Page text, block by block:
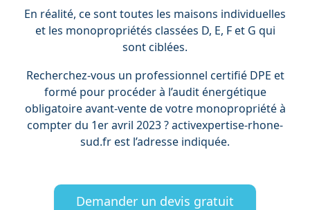
En réalité, ce sont toutes les maisons individuelles
et les monopropriétés classées D, E, F et G qui
sont ciblées.
Recherchez-vous un professionnel certifié DPE et
formé pour procéder à l’audit énergétique
obligatoire avant-vente de votre monopropriété à
compter du 1er avril 2023 ? activexpertise-rhone-
sud.fr est l’adresse indiquée.
Demander un devis gratuit